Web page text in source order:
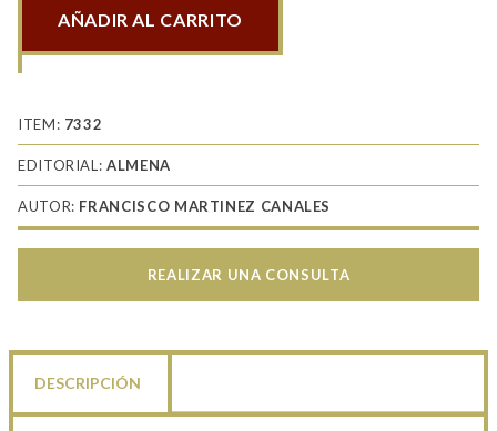
en
1940-
43
AÑADIR AL CARRITO
ITEM: 7332
EDITORIAL:ALMENA
AUTOR: FRANCISCO MARTINEZ CANALES
REALIZAR UNA CONSULTA
DESCRIPCIÓN